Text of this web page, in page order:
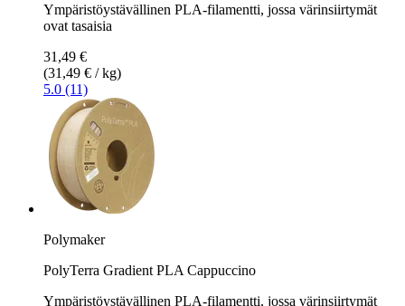
Ympäristöystävällinen PLA-filamentti, jossa värinsiirtymät
ovat tasaisia
31,49 €
(31,49 € / kg)
5.0 (11)
Polymaker
PolyTerra Gradient PLA Cappuccino
Ympäristöystävällinen PLA-filamentti, jossa värinsiirtymät